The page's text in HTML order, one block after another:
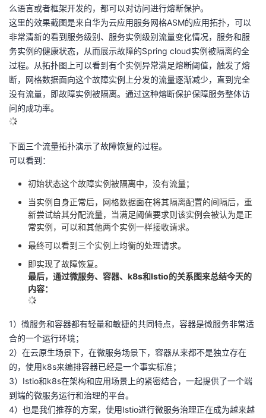
么语言或者框架开发的，都可以对访问进行熔断保护。
这里的效果截图是来自华为云应用服务网格ASM的应用拓扑，可以
非常清新的看到服务级别、服务实例级别流量变化情况，服务和服
务实例的健康状态，从而展示故障的Spring cloud实例被隔离的全
过程。从拓扑图上可以看到有个实例异常满足熔断阈值，触发了熔
断，网格数据面向这个故障实例上分发的流量逐渐减少，直到完全
没有流量，即故障实例被隔离。通过这种熔断保护保障服务整体访
问的成功率。
下面三个流量拓扑演示了故障恢复的过程。
可以看到：
初始状态这个故障实例被隔离中，没有流量；
当实例自身正常后，网格数据面在将其隔离配置的间隔后，重
新尝试给其分配流量，当满足阈值要求则该实例会被认为是正
常实例，可以和其他两个实例一样接收请求。
最终可以看到三个实例上均衡的处理请求。
即实现了故障恢复。
最后，通过微服务、容器、k8s和Istio的关系图来总结今天的
内容：
1）微服务和容器都有轻量和敏捷的共同特点，容器是微服务非常适
合的一个运行环境；
2）在云原生场景下，在微服务场景下，容器从来都不是独立存在
的，使用k8s来编排容器已经是一个事实标准；
3）Istio和k8s在架构和应用场景上的紧密结合，一起提供了一个端
到端的微服务运行和治理的平台。
4）也是我们推荐的方案，使用Istio进行微服务治理正在成为越来越